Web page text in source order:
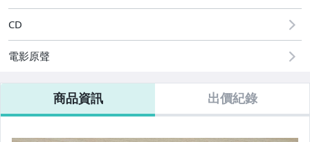
CD
電影原聲
商品資訊 出價紀錄